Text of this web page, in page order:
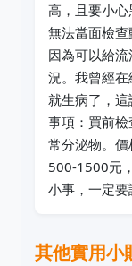
高，且要小
無法當面檢查
因為可以給
況。我曾經
就生病了，
事項：買前
常分泌物。
500-1500元
小事，一定要
其他實用小